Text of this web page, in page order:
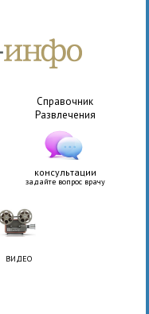
Справочник
Развлечения
консультации
задайте вопрос врачу
ВИДЕО